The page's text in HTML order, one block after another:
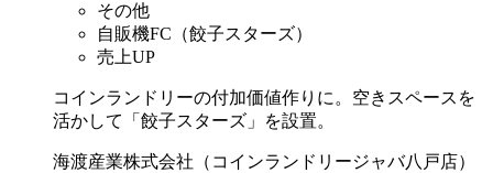
その他
自販機FC（餃子スターズ）
売上UP
コインランドリーの付加価値作りに。空きスペースを
活かして「餃子スターズ」を設置。
海渡産業株式会社（コインランドリージャバ八戸店）